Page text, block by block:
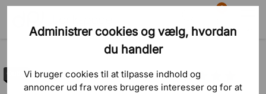
Administrer cookies og vælg, hvordan
du handler
Vi bruger cookies til at tilpasse indhold og
annoncer ud fra vores brugeres interesser og for at
Søg
0
Indkøbskurv
6 bedømmelser
Outlet